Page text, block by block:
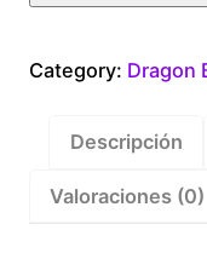
cantidad
Category: Dragon
Descripción
Valoraciones (0)